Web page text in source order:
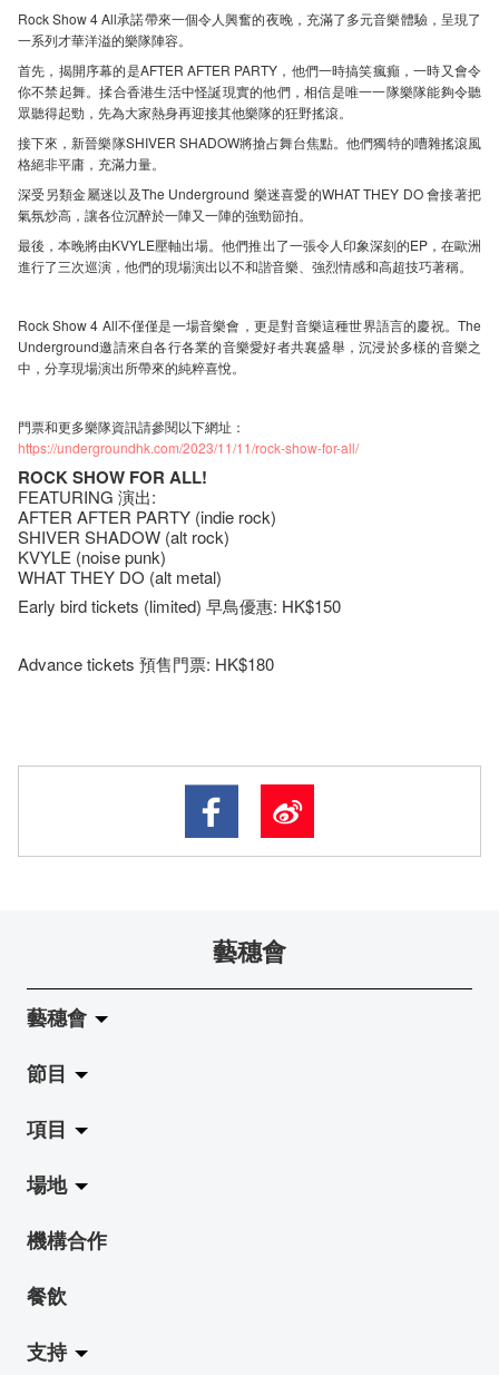
Rock Show 4 All承諾帶來一個令人興奮的夜晚，充滿了多元音樂體驗，呈現了
一系列才華洋溢的樂隊陣容。
首先，揭開序幕的是AFTER AFTER PARTY，他們一時搞笑瘋癲，一時又會令
你不禁起舞。揉合香港生活中怪誕現實的他們，相信是唯一一隊樂隊能夠令聽
眾聽得起勁，先為大家熱身再迎接其他樂隊的狂野搖滾。
接下來，新晉樂隊SHIVER SHADOW將搶占舞台焦點。他們獨特的嘈雜搖滾風
格絕非平庸，充滿力量。
深受另類金屬迷以及The Underground 樂迷喜愛的WHAT THEY DO 會接著把
氣氛炒高，讓各位沉醉於一陣又一陣的強勁節拍。
最後，本晚將由KVYLE壓軸出場。他們推出了一張令人印象深刻的EP，在歐洲
進行了三次巡演，他們的現場演出以不和諧音樂、強烈情感和高超技巧著稱。
Rock Show 4 All不僅僅是一場音樂會，更是對音樂這種世界語言的慶祝。The
Underground邀請來自各行各業的音樂愛好者共襄盛舉，沉浸於多樣的音樂之
中，分享現場演出所帶來的純粹喜悅。
門票和更多樂隊資訊請參閱以下網址：
https://undergroundhk.com/2023/11/11/rock-show-for-all/
ROCK SHOW FOR ALL!
FEATURING 演出:
AFTER AFTER PARTY (indie rock)
SHIVER SHADOW (alt rock)
KVYLE (noise punk)
WHAT THEY DO (alt metal)
Early bird tickets (limited) 早鳥優惠: HK$150
Advance tickets 預售門票: HK$180
藝穗會
藝穗會
關於藝穗會
藝穗會的演化
使命與宗旨
藝穗會架構
檔案庫
藝穗網誌
節目
拉闊
展覽
演出
活動
工作坊
項目
Jazz-Go-Central, Jazz-Go-Fringe
LPL
2015-16 藝術場地資助計劃
2015 照亮香港在新加坡
場地
陳麗玲畫廊
奶庫
地下劇場
機構合作
餐飲
支持